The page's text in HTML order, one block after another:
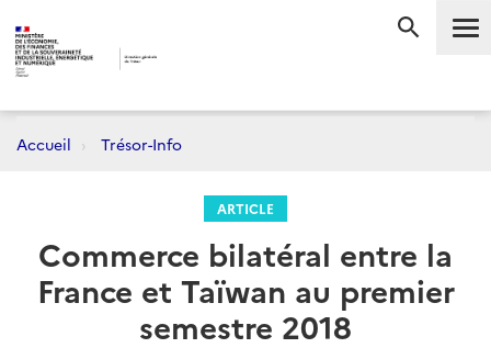
Accueil Trésor-Info
ARTICLE
Commerce bilatéral entre la
France et Taïwan au premier
semestre 2018